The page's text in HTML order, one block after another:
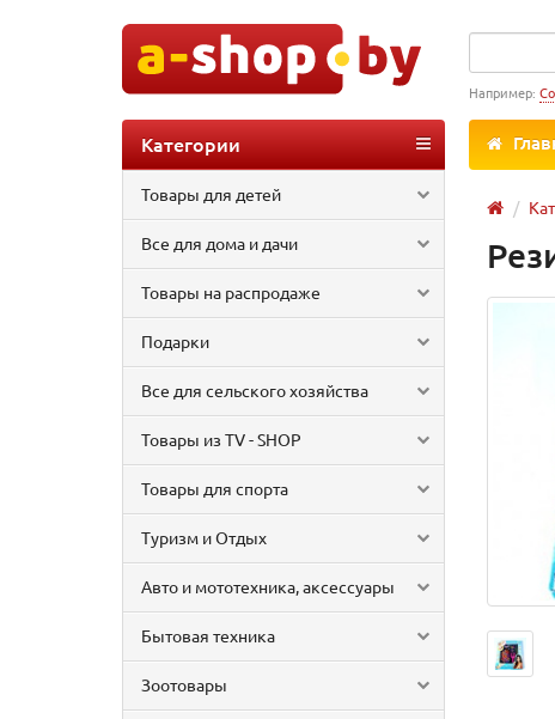
Например:
Категории
Товары для детей
Все для дома и дачи
Товары на распродаже
Подарки
Все для сельского хозяйства
Товары из TV - SHOP
Товары для спорта
Туризм и Отдых
Авто и мототехника, аксессуары
Бытовая техника
Зоотовары